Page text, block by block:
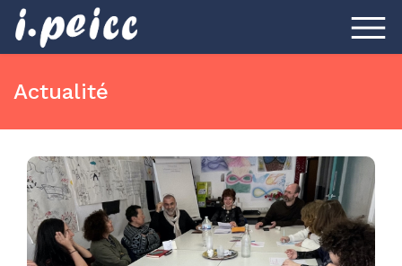
Actualité